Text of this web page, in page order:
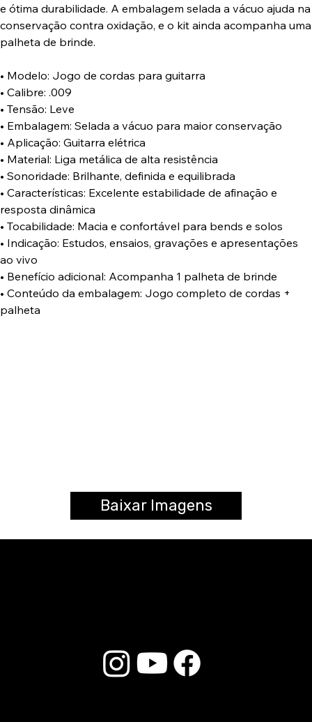
e ótima durabilidade. A embalagem selada a vácuo ajuda na
conservação contra oxidação, e o kit ainda acompanha uma
palheta de brinde.
• Modelo: Jogo de cordas para guitarra
• Calibre: .009
• Tensão: Leve
• Embalagem: Selada a vácuo para maior conservação
• Aplicação: Guitarra elétrica
• Material: Liga metálica de alta resistência
• Sonoridade: Brilhante, definida e equilibrada
• Características: Excelente estabilidade de afinação e
resposta dinâmica
• Tocabilidade: Macia e confortável para bends e solos
• Indicação: Estudos, ensaios, gravações e apresentações
ao vivo
• Benefício adicional: Acompanha 1 palheta de brinde
• Conteúdo da embalagem: Jogo completo de cordas +
palheta
Baixar Imagens